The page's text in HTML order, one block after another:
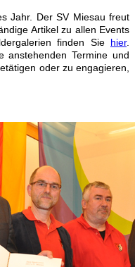
Jahr. Der SV Miesau freut
Artikel zu allen Events
finden Sie hier.
anstehenden Termine und
oder zu engagieren,